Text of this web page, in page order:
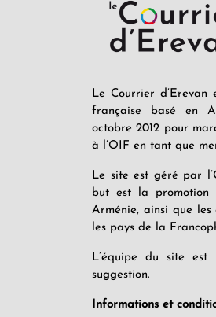
Le Courrier d’Erevan
française basé en
octobre 2012 pour
à l’OIF en tant que
Le site est géré par
but est la promotion
Arménie, ainsi que les
les pays de la
L’équipe du site
suggestion.
Informations et